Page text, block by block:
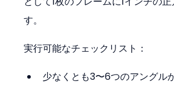
す。
実行可能なチェックリスト：
少なくとも3〜6つのアングル